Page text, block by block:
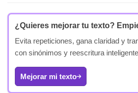
¿Quieres mejorar tu texto?
Evita repeticiones, gana claridad y
con sinónimos y reescritura
Mejorar mi texto